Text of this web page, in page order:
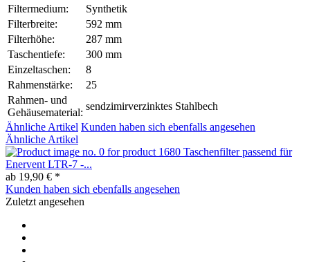
Filtermedium:
Synthetik
Filterbreite:
592 mm
Filterhöhe:
287 mm
Taschentiefe:
300 mm
Einzeltaschen:
8
Rahmenstärke:
25
Rahmen- und
Gehäusematerial:
sendzimirverzinktes Stahlbech
Ähnliche Artikel Kunden haben sich ebenfalls angesehen
Ähnliche Artikel
Taschenfilter passend für
Enervent LTR-7 -...
ab 19,90 € *
Kunden haben sich ebenfalls angesehen
Zuletzt angesehen